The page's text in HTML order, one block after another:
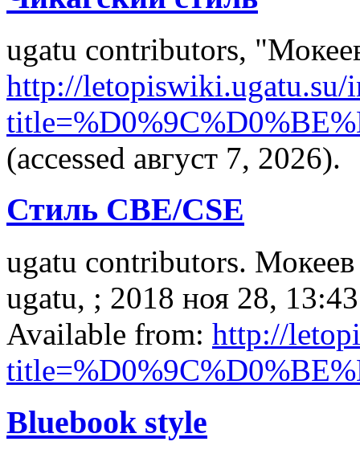
ugatu contributors,
http://letopiswiki.ugatu.su/
(accessed август 7, 2026).
Стиль CBE/CSE
ugatu contributors.
ugatu, ; 2018 ноя 28,
Available from: http://
Bluebook style